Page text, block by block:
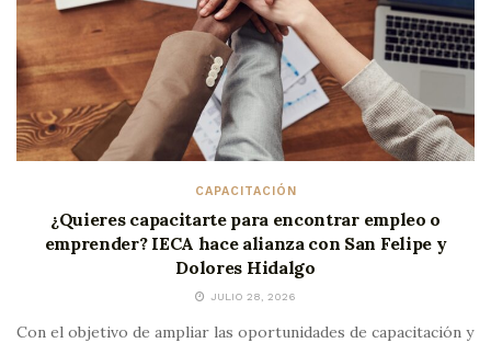
CAPACITACIÓN
¿Quieres capacitarte para encontrar empleo o
emprender? IECA hace alianza con San Felipe y
Dolores Hidalgo
JULIO 28, 2026
Con el objetivo de ampliar las oportunidades de capacitación y